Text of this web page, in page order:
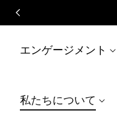
コンテン
ツに進む
エンゲージメント
私たちについて